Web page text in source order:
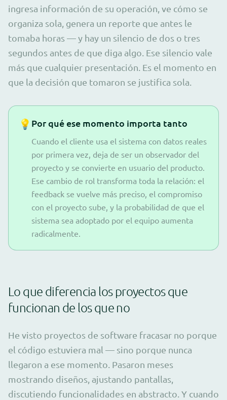
ingresa información de su operación, ve cómo se
organiza sola, genera un reporte que antes le
tomaba horas — y hay un silencio de dos o tres
segundos antes de que diga algo. Ese silencio vale
más que cualquier presentación. Es el momento en
que la decisión que tomaron se justifica sola.
💡 Por qué ese momento importa tanto
Cuando el cliente usa el sistema con datos reales
por primera vez, deja de ser un observador del
proyecto y se convierte en usuario del producto.
Ese cambio de rol transforma toda la relación: el
feedback se vuelve más preciso, el compromiso
con el proyecto sube, y la probabilidad de que el
sistema sea adoptado por el equipo aumenta
radicalmente.
Lo que diferencia los proyectos que
funcionan de los que no
He visto proyectos de software fracasar no porque
el código estuviera mal — sino porque nunca
llegaron a ese momento. Pasaron meses
mostrando diseños, ajustando pantallas,
discutiendo funcionalidades en abstracto. Y cuando